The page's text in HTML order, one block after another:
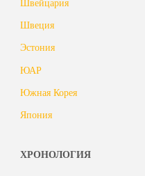
Швеция
Эстония
ЮАР
Южная Корея
Япония
ХРОНОЛОГИЯ